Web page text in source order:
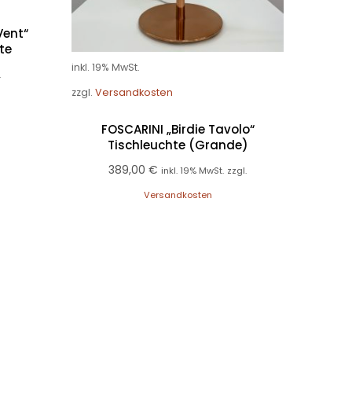
inkl. 19% MwSt.
zzgl. Versandkosten
FOSCARINI „Birdie Tavolo“
Tischleuchte (Grande)
389,00 € inkl. 19% MwSt. zzgl.
Versandkosten